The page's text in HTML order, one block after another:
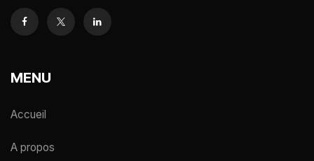
MENU
Accueil
A propos